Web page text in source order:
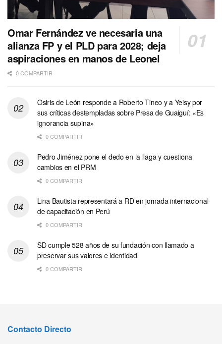
Omar Fernández ve necesaria una
alianza FP y el PLD para 2028; deja
aspiraciones en manos de Leonel
0 COMPARTIR
Osiris de León responde a Roberto Tineo y a Yeisy por
sus críticas destempladas sobre Presa de Guaiguí: «Es
ignorancia supina»
0 COMPARTIR
Pedro Jiménez pone el dedo en la llaga y cuestiona
cambios en el PRM
0 COMPARTIR
Lina Bautista representará a RD en jornada internacional
de capacitación en Perú
0 COMPARTIR
SD cumple 528 años de su fundación con llamado a
preservar sus valores e identidad
0 COMPARTIR
Contacto Directo